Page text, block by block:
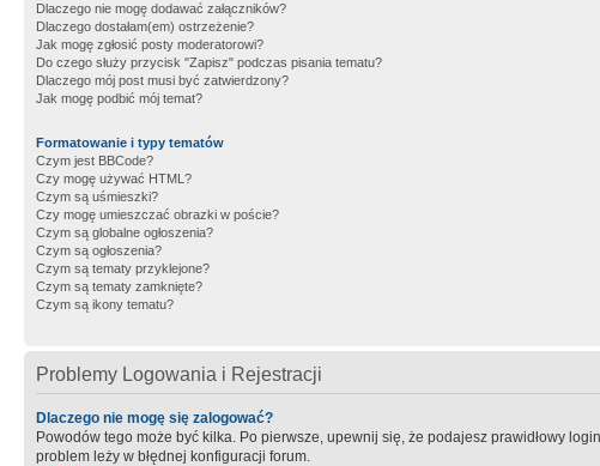
Dlaczego nie mogę dodawać załączników?
Dlaczego dostałam(em) ostrzeżenie?
Jak mogę zgłosić posty moderatorowi?
Do czego służy przycisk "Zapisz" podczas pisania tematu?
Dlaczego mój post musi być zatwierdzony?
Jak mogę podbić mój temat?
Formatowanie i typy tematów
Czym jest BBCode?
Czy mogę używać HTML?
Czym są uśmieszki?
Czy mogę umieszczać obrazki w poście?
Czym są globalne ogłoszenia?
Czym są ogłoszenia?
Czym są tematy przyklejone?
Czym są tematy zamknięte?
Czym są ikony tematu?
Problemy Logowania i Rejestracji
Dlaczego nie mogę się zalogować?
Powodów tego może być kilka. Po pierwsze, upewnij się, że podajesz prawidłowy
problem leży w błędnej konfiguracji forum.